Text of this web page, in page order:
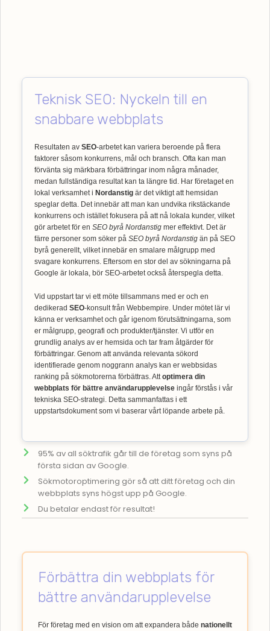
Teknisk SEO: Nyckeln till en
snabbare webbplats
Resultaten av SEO-arbetet kan variera beroende på flera
faktorer såsom konkurrens, mål och bransch. Ofta kan man
förvänta sig märkbara förbättringar inom några månader,
medan fullständiga resultat kan ta längre tid. Har företaget en
lokal verksamhet i Nordanstig är det viktigt att hemsidan
speglar detta. Det innebär att man kan undvika rikstäckande
konkurrens och istället fokusera på att nå lokala kunder, vilket
gör arbetet för en SEO byrå Nordanstig mer effektivt. Det är
färre personer som söker på SEO byrå Nordanstig än på SEO
byrå generellt, vilket innebär en smalare målgrupp med
svagare konkurrens. Eftersom en stor del av sökningarna på
Google är lokala, bör SEO-arbetet också återspegla detta.
Vid uppstart tar vi ett möte tillsammans med er och en
dedikerad SEO-konsult från Webbempire. Under mötet lär vi
känna er verksamhet och går igenom förutsättningarna, som
er målgrupp, geografi och produkter/tjänster. Vi utför en
grundlig analys av er hemsida och tar fram åtgärder för
förbättringar. Genom att använda relevanta sökord
identifierade genom noggrann analys kan er webbsidas
ranking på sökmotorerna förbättras. Attoptimera din
webbplats för bättre användarupplevelse ingår förstås i vår
tekniska SEO-strategi. Detta sammanfattas i ett
uppstartsdokument som vi baserar vårt löpande arbete på.
95% av all söktrafik går till de företag som syns på
första sidan av Google.
Sökmotoroptimering gör så att ditt företag och din
webbplats syns högst upp på Google.
Du betalar endast för resultat!
Förbättra din webbplats för
bättre användarupplevelse
För företag med en vision om att expandera både nationellt